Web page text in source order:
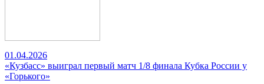
01.04.2026
«Кузбасс» выиграл первый матч 1/8 финала Кубка России у
«Горького»